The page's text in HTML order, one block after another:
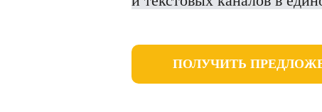
ПОЛУЧИТЬ